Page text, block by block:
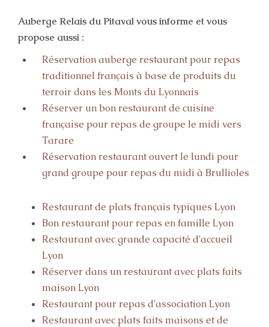
Auberge Relais du Pitaval vous informe et vous
propose aussi :
Réservation auberge restaurant pour repas
traditionnel français à base de produits du
terroir dans les Monts du Lyonnais
Réserver un bon restaurant de cuisine
française pour repas de groupe le midi vers
Tarare
Réservation restaurant ouvert le lundi pour
grand groupe pour repas du midi à Brullioles
Restaurant de plats français typiques Lyon
Bon restaurant pour repas en famille Lyon
Restaurant avec grande capacité d'accueil
Lyon
Réserver dans un restaurant avec plats faits
maison Lyon
Restaurant pour repas d'association Lyon
Restaurant avec plats faits maisons et de